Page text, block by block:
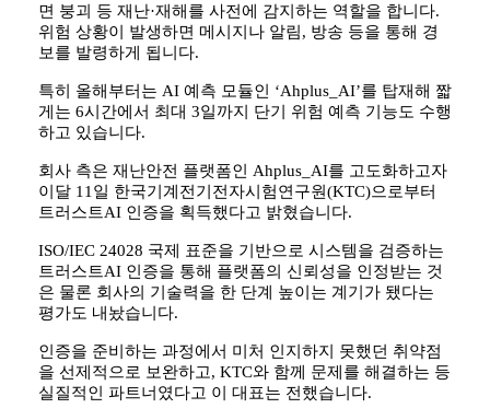
면 붕괴 등 재난·재해를 사전에 감지하는 역할을 합니다.
위험 상황이 발생하면 메시지나 알림, 방송 등을 통해 경
보를 발령하게 됩니다.
특히 올해부터는 AI 예측 모듈인 ‘Ahplus_AI’를 탑재해 짧
게는 6시간에서 최대 3일까지 단기 위험 예측 기능도 수행
하고 있습니다.
회사 측은 재난안전 플랫폼인 Ahplus_AI를 고도화하고자
이달 11일 한국기계전기전자시험연구원(KTC)으로부터
트러스트AI 인증을 획득했다고 밝혔습니다.
ISO/IEC 24028 국제 표준을 기반으로 시스템을 검증하는
트러스트AI 인증을 통해 플랫폼의 신뢰성을 인정받는 것
은 물론 회사의 기술력을 한 단계 높이는 계기가 됐다는
평가도 내놨습니다.
인증을 준비하는 과정에서 미처 인지하지 못했던 취약점
을 선제적으로 보완하고, KTC와 함께 문제를 해결하는 등
실질적인 파트너였다고 이 대표는 전했습니다.